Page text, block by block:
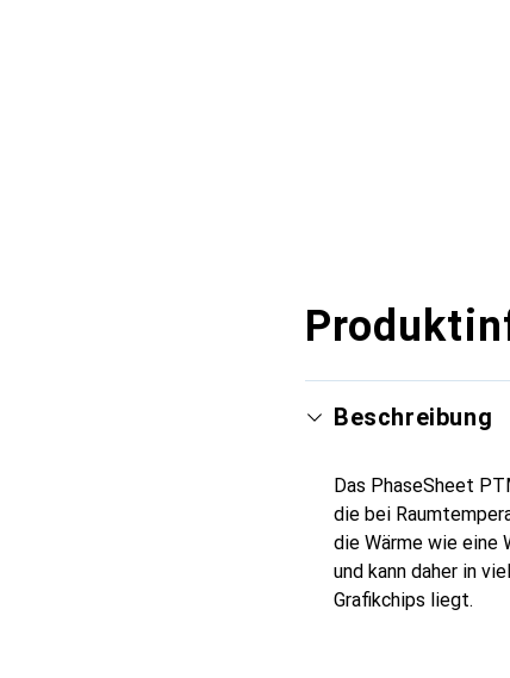
Beschreibung
Das PhaseSheet
die bei
die Wärme wie
und kann daher in
Grafikchips liegt.